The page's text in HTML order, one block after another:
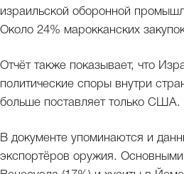
израильской оборонной
Около 24% марокканских
Отчёт также показывает, что
политические споры внутри
больше поставляет только США.
В документе упоминаются и
экспортёров оружия.